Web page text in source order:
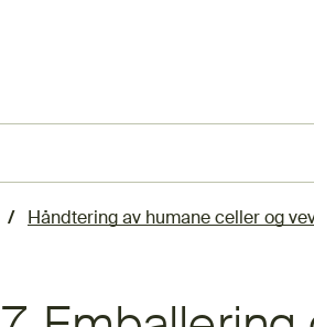
Håndtering av humane celler og